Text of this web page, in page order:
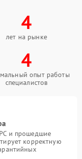
4
лет на рынке
4
опыт работы
специалистов
и прошедшие
корректную